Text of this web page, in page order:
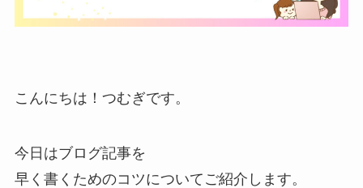
こんにちは！つむぎです。
今日はブログ記事を
早く書くためのコツについてご紹介します。